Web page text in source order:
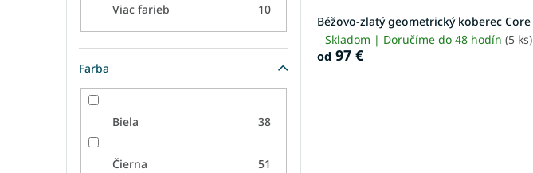
Viac farieb 10
Farba
Biela 38
Čierna 51
Béžovo-zlatý geometrický koberec Core
Skladom | Doručíme do 48 hodín(5 ks)
od 97 €